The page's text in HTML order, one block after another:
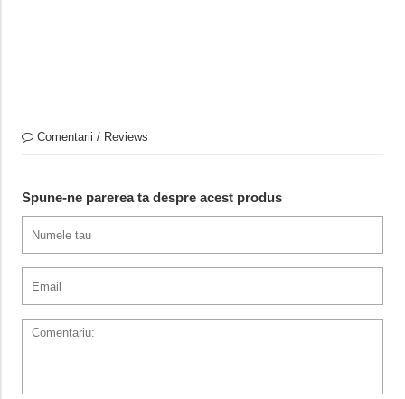
Comentarii / Reviews
Spune-ne parerea ta despre acest produs